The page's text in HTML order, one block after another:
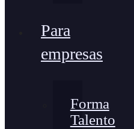
Para
empresas
Forma
Talento